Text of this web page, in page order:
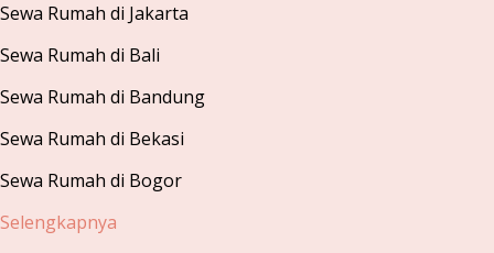
Sewa Rumah di Jakarta
Sewa Rumah di Bali
Sewa Rumah di Bandung
Sewa Rumah di Bekasi
Sewa Rumah di Bogor
Selengkapnya